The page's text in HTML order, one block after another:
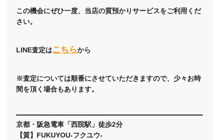
この機会にぜひ一度、当店の質預かりサービスをご利用くだ
さい。
LINE査定はこちらから
※査定については順番にさせていただきますので、少々お時
間を頂く場合もあります。
京都・阪急電車「西院駅」徒歩2分
【質】FUKUYOU-フクユウ-